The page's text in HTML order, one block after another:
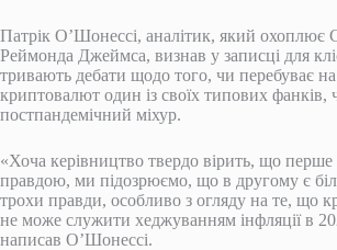
Патрік О’Шонессі, аналітик, який охоплює
Реймонда Джеймса, визнав у записці для
тривають дебати щодо того, чи перебуває
криптовалют один із своїх типових фанків,
постпандемічний міхур.
«Хоча керівництво твердо вірить, що перше
правдою, ми підозрюємо, що в другому є
трохи правди, особливо з огляду на те, що
не може служити хеджуванням інфляції в
написав О’Шонессі.